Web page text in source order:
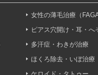
止その他お問い合わせに
女性の薄毛治療（FAGA
ピアス穴開け・耳・へ
多汗症・わきが治療
ほくろ除去・いぼ治療